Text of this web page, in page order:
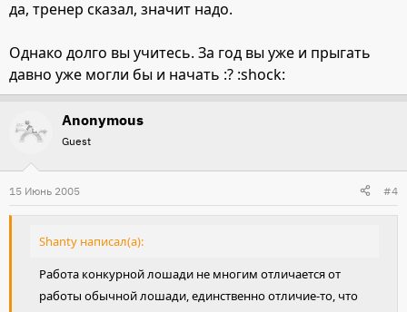
да, тренер сказал, значит надо.
Однако долго вы учитесь. За год вы уже и прыгать
давно уже могли бы и начать :? :shock:
Anonymous
Guest
15 Июнь 2005 #4
Shanty написал(а):
Работа конкурной лошади не многим отличается от
работы обычной лошади, единственно отличие-то, что